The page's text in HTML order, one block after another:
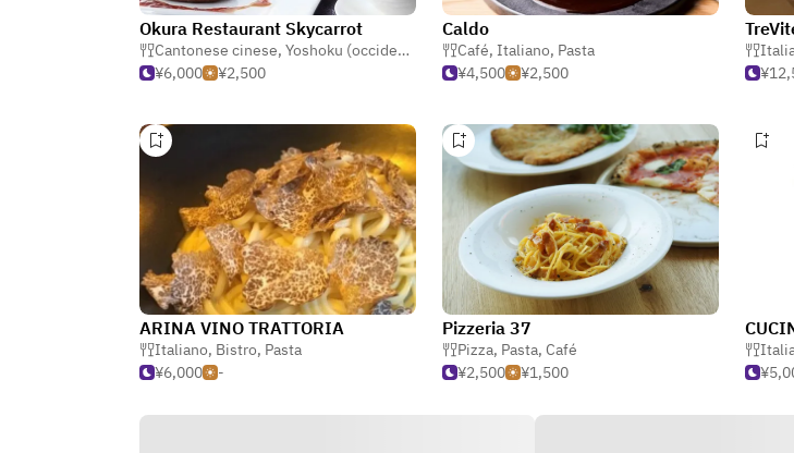
Okura Restaurant Skycarrot
Cantonese cinese, Yoshoku (occidentale giapponese) ,Pasta
¥6,000
¥2,500
Caldo
Café, Italiano, Pasta
¥4,500
¥2,500
ARINA VINO TRATTORIA
Italiano, Bistro, Pasta
¥6,000
-
Pizzeria 37
Pizza, Pasta, Café
¥2,500
¥1,500